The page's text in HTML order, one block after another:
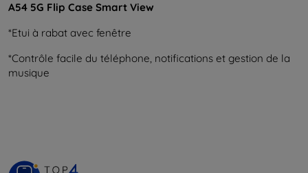
A54 5G Flip Case Smart View
*Etui à rabat avec fenêtre
*Contrôle facile du téléphone, notifications et gestion de la
musique